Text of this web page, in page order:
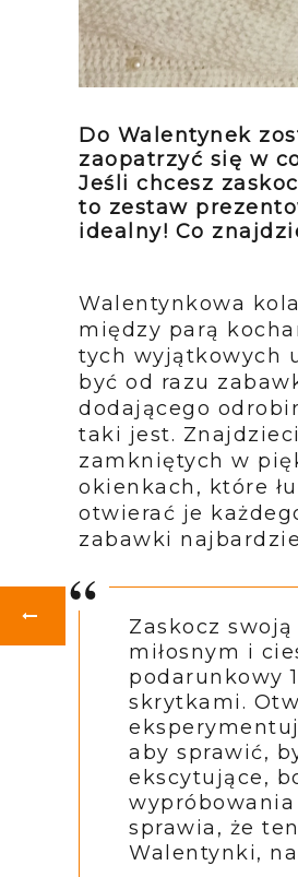
Do Walentynek
zaopatrzyć się w
Jeśli chcesz
to zestaw
idealny! Co
Walentynkowa
między parą
tych wyjątkowych
być od razu
dodającego
taki jest.
zamkniętych w
okienkach, które
otwierać je
zabawki
Zaskocz
miłosnym i
podarunkowy
skrytkami.
aby sprawić,
ekscytujące,
sprawia, że
Walentynki,